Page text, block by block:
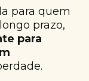
para quem
prazo,
para